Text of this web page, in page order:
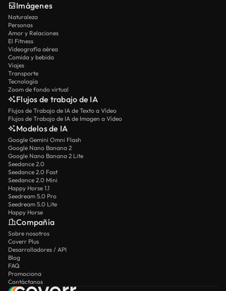
Imágenes
Naturaleza
Personas
Amor y Relaciones
El Fitness
Videografía aérea
Comida y bebida
Viajes
Transporte
Tecnología
Zoom de fondo virtual
Flujos de trabajo de IA
Flujos de Trabajo de IA de Texto a Vídeo
Flujos de Trabajo de IA de Imagen a Vídeo
Modelos de IA
Google Gemini Omni Flash
Google Nano Banana 2
Google Nano Banana 2 Lite
Seedance 2.0
Seedance 2.0 Fast
Seedance 2.0 Mini
Happy Horse 1.1
Seedream 5.0 Pro
Seedream 5.0 Lite
Happy Horse
Compañía
Sobre nosotros
Coverr Plus
Desarrolladores / API
Blog
FAQ
Promociona
Contáctanos